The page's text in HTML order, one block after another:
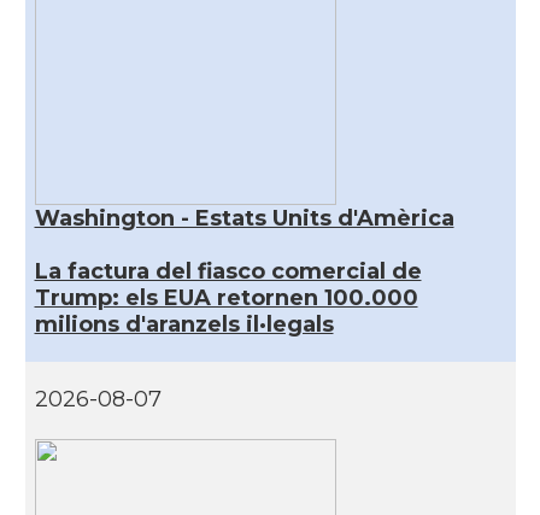
Washington - Estats Units d'Amèrica
La factura del fiasco comercial de
Trump: els EUA retornen 100.000
milions d'aranzels il·legals
2026-08-07